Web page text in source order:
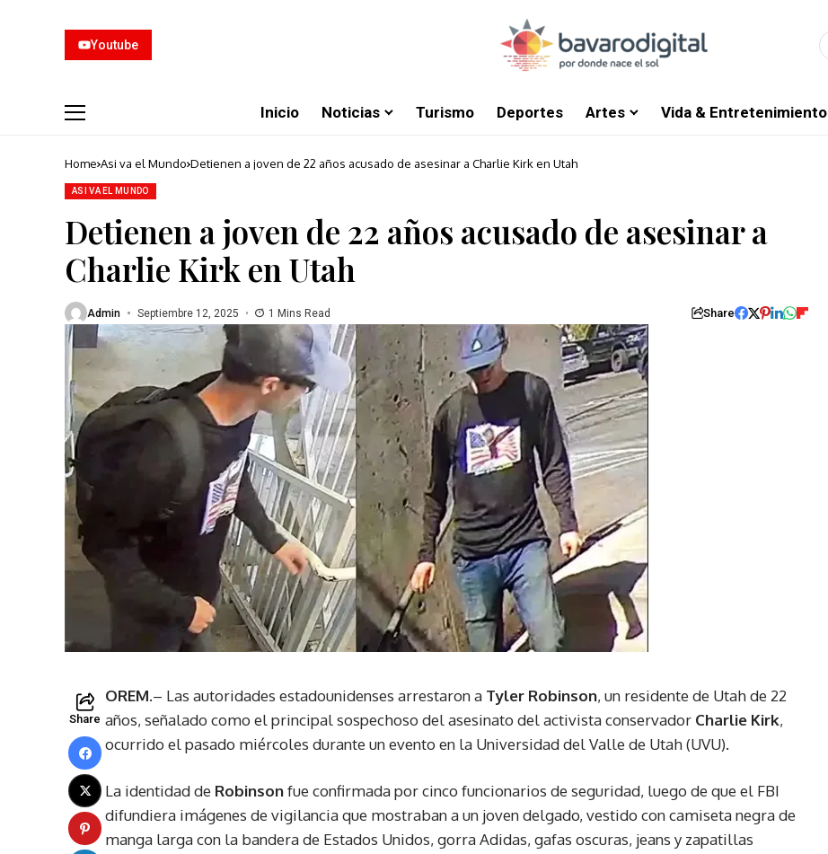
Youtube
Inicio Noticias Turismo Deportes Artes Vida & Entretenimiento
Home Asi va el Mundo Detienen a joven de 22 años acusado de asesinar a Charlie Kirk en Utah
ASI VA EL MUNDO
Detienen a joven de 22 años acusado de asesinar a
Charlie Kirk en Utah
Admin Septiembre 12, 2025 1 Mins Read Share
Share
OREM.– Las autoridades estadounidenses arrestaron a Tyler Robinson, un residente de Utah de 22
años, señalado como el principal sospechoso del asesinato del activista conservador Charlie Kirk,
ocurrido el pasado miércoles durante un evento en la Universidad del Valle de Utah (UVU).
La identidad de Robinsonfue confirmada por cinco funcionarios de seguridad, luego de que el FBI
difundiera imágenes de vigilancia que mostraban a un joven delgado, vestido con camiseta negra de
manga larga con la bandera de Estados Unidos, gorra Adidas, gafas oscuras, jeans y zapatillas